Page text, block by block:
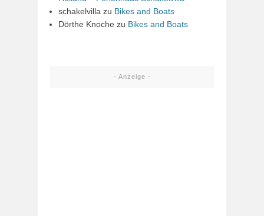
schakelvilla zu Bikes and Boats
Dörthe Knoche zu Bikes and Boats
- Anzeige -